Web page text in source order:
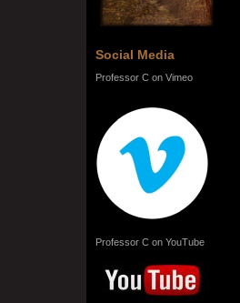
Social Media
Professor C on Vimeo
Professor C on YouTube